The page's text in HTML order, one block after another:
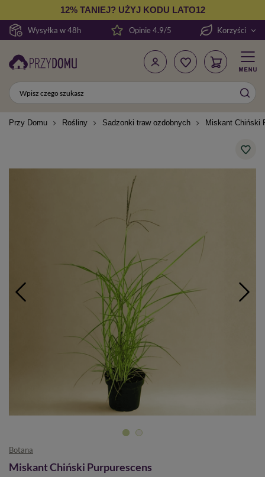
Wysyłka w 48h
12% TANIEJ? UŻYJ KODU LATO12
Opinie 4.9/5 Korzyści
Przy Domu Rośliny Sadzonki traw ozdobnych Miskant Chiński
Botana
Miskant Chiński Purpurescens